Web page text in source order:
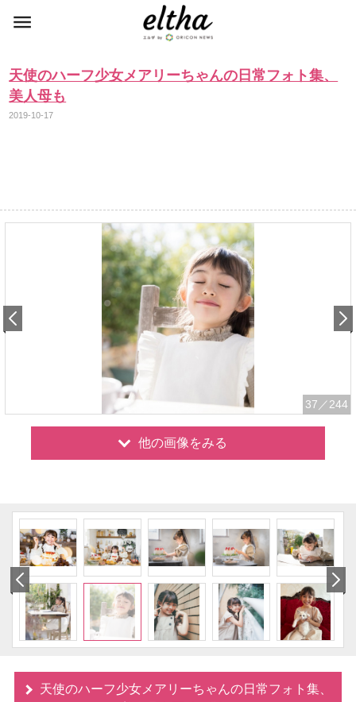
天使のハーフ少女メアリーちゃんの日常フォト集、
美人母も
2019-10-17
37 ／244
他の画像をみる
天使のハーフ少女メアリーちゃんの日常フォト集、